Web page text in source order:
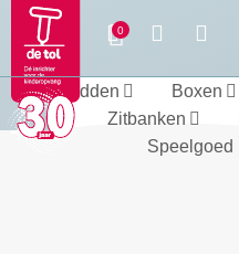
Bedden Boxen
Zitbanken
Speelgoed